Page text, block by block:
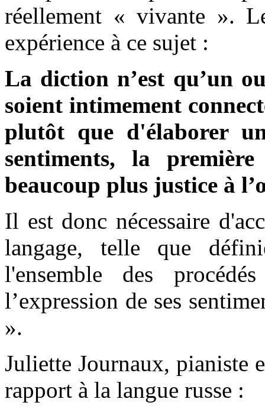
réellement « vivante ».
expérience à ce sujet :
La diction n’est qu’un
soient intimement
plutôt que d'élaborer
sentiments, la
beaucoup plus justice à
Il est donc nécessaire
langage, telle que
l'ensemble des
l’expression de ses
».
Juliette Journaux, pianiste
rapport à la langue russe :